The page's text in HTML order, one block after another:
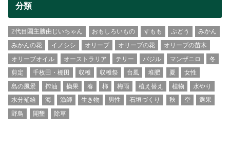
分類
2代目園主勝由じいちゃん おもしろいもの すもも ぶどう
みかん
みかんの花
イノシシ オリーブ オリーブの花
オリーブの苗木
オリーブオイル
オーストラリア テリー バジル マンザニロ
冬
剪定
千枚田・棚田 収穫 収穫祭 台風 堆肥 夏
女性
島の風景
搾油 摘果 春 柿 梅雨 植え替え 植物
水やり
水分補給
海 漁師 生き物 男性 石垣づくり 秋 空
選果
野鳥
開墾 除草